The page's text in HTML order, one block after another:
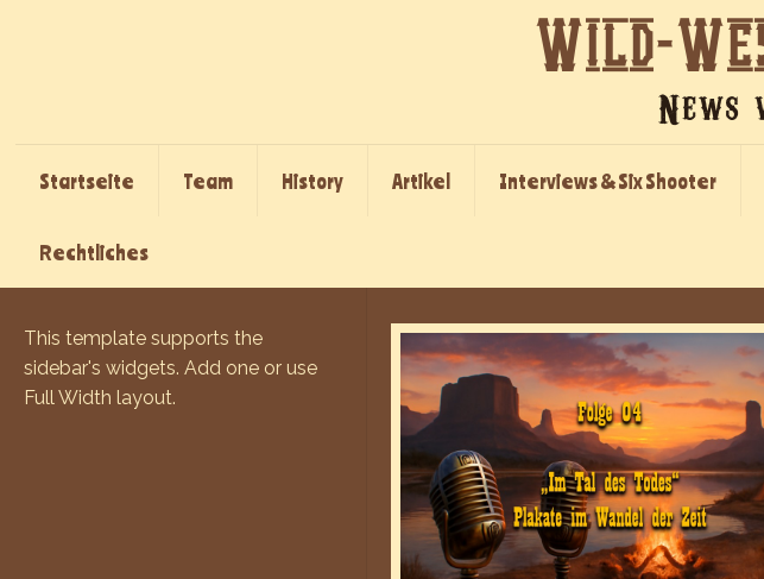
Startseite Team History Artikel Interviews & Six Shooter
Rechtliches
This template supports the
sidebar's widgets. Add one or use
Full Width layout.